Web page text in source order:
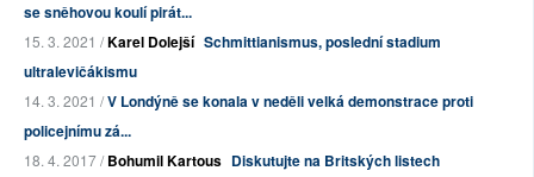
se sněhovou koulí pirát...
15. 3. 2021 /Karel Dolejší Schmittianismus, poslední stadium
ultralevičákismu
14. 3. 2021 /V Londýně se konala v neděli velká demonstrace proti
policejnímu zá...
18. 4. 2017 /Bohumil Kartous Diskutujte na Britských listech